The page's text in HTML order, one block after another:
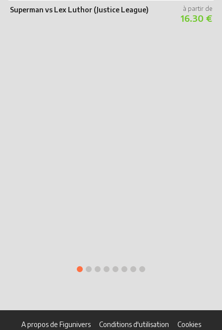
Superman vs Lex Luthor (Justice League)
16.30 €
A propos de Figunivers Conditions d'utilisation Cookies